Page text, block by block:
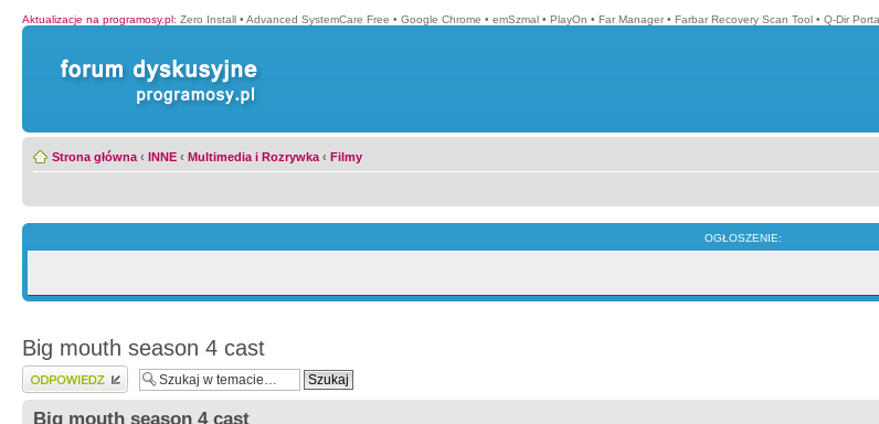
Aktualizacje na programosy.pl: Zero Install • Advanced SystemCare Free • Google Chrome • emSzmal • PlayOn • Far Manager • Farbar Recovery Scan Tool • Q-Dir
Strona główna ‹ INNE ‹ Multimedia i Rozrywka ‹ Filmy
OGŁOSZENIE:
Big mouth season 4 cast
Wyślij odpowiedź
Big mouth season 4 cast